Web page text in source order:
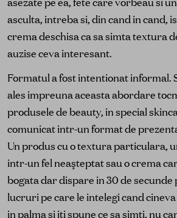
asculta, intreba si, din cand in cand,
crema deschisa ca sa simta textura
auzise ceva interesant.
Formatul a fost intentionat informal.
ales impreuna aceasta abordare
produsele de beauty, in special
comunicat intr-un format de
Un produs cu o textura particulara,
intr-un fel neaşteptat sau o crema
bogata dar dispare in 30 de secunde
lucruri pe care le intelegi cand
in palma si iti spune ce sa simti, nu